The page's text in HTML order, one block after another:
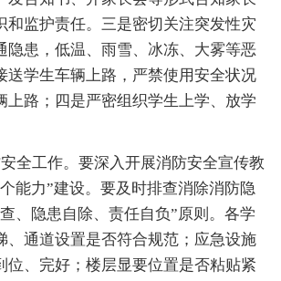
和监护责任。三是密切关注突发性灾
隐患，低温、雨雪、冰冻、大雾等恶
送学生车辆上路，严禁使用安全状况
上路；四是严密组织学生上学、放学
全工作。要深入开展消防安全宣传教
能力”建设。要及时排查消除消防隐
、隐患自除、责任自负”原则。各学
、通道设置是否符合规范；应急设施
位、完好；楼层显要位置是否粘贴紧